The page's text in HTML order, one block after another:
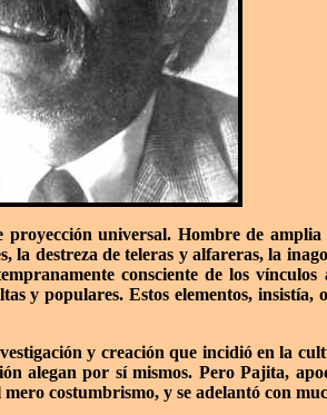
universal. Hombre de
la destreza de teleras y alfareras, la
consciente de los
y populares. Estos elementos, insistía,
y creación que incidió en la
alegan por sí mismos. Pero Pajita,
costumbrismo, y se adelantó con